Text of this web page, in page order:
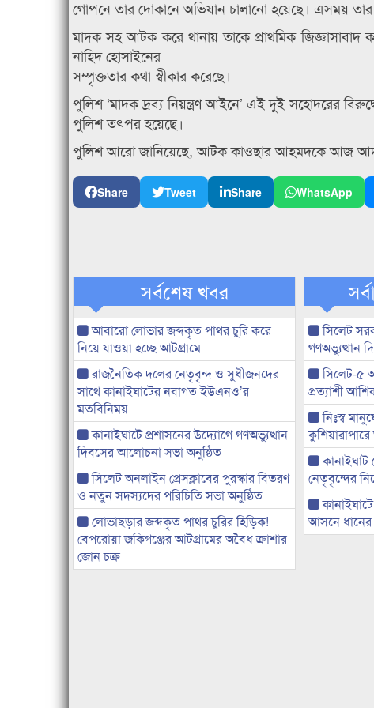
গোপনে তার দোকানে অভিযান চালানো হয়েছে। এসময়
মাদক সহ আটক করে থানায় তাকে প্রাথমিক জিজ্ঞাসাবাদ
নাহিদ হোসাইনের
সম্পৃক্ততার কথা স্বীকার করেছে।
পুলিশ ‘মাদক দ্রব্য নিয়ন্ত্রণ আইনে’ এই দুই সহোদরের
পুলিশ তৎপর হয়েছে।
পুলিশ আরো জানিয়েছে, আটক কাওছার আহমদকে আজ
Share Tweet Share WhatsApp
সর্বশেষ খবর
আবারো লোভার জব্দকৃত পাথর চুরি করে
নিয়ে যাওয়া হচ্ছে আটগ্রামে
রাজনৈতিক দলের নেতৃবৃন্দ ও সুধীজনদের
সাথে কানাইঘাটের নবাগত ইউএনও’র
মতবিনিময়
কানাইঘাটে প্রশাসনের উদ্যোগে গণঅভ্যুত্থান
দিবসের আলোচনা সভা অনুষ্ঠিত
সিলেট অনলাইন প্রেসক্লাবের পুরস্কার বিতরণ
ও নতুন সদস্যদের পরিচিতি সভা অনুষ্ঠিত
লোভাছড়ার জব্দকৃত পাথর চুরির হিড়িক!
বেপরোয়া জকিগঞ্জের আটগ্রামের অবৈধ ক্রাশার
জোন চক্র
সিলেট
গণঅভ্যুত্থান
সিলেট-৫
প্রত্যাশী
নিঃস্ব
কানাইঘাট
নেতৃবৃন্দের
আসনে ধানের